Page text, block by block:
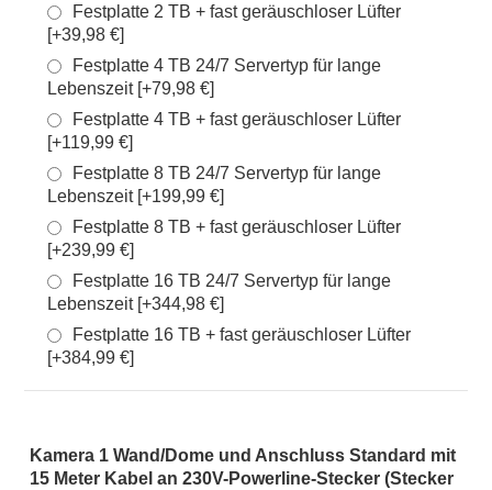
Festplatte 2 TB + fast geräuschloser Lüfter
[+39,98 €]
Festplatte 4 TB 24/7 Servertyp für lange
Lebenszeit [+79,98 €]
Festplatte 4 TB + fast geräuschloser Lüfter
[+119,99 €]
Festplatte 8 TB 24/7 Servertyp für lange
Lebenszeit [+199,99 €]
Festplatte 8 TB + fast geräuschloser Lüfter
[+239,99 €]
Festplatte 16 TB 24/7 Servertyp für lange
Lebenszeit [+344,98 €]
Festplatte 16 TB + fast geräuschloser Lüfter
[+384,99 €]
Kamera 1 Wand/Dome und Anschluss Standard mit
15 Meter Kabel an 230V-Powerline-Stecker (Stecker